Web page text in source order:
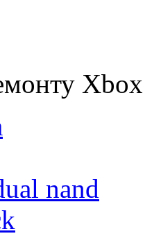
Xbox
nand